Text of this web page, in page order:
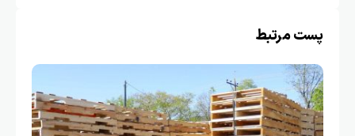
پست مرتبط